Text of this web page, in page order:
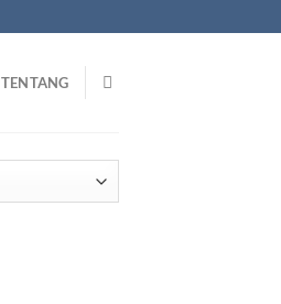
TENTANG